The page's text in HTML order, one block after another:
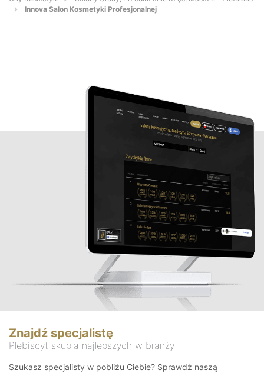
Innova Salon Kosmetyki Profesjonalnej
Znajdź specjalistę
Plebiscyt skupia najlepszych w branży
Szukasz specjalisty w pobliżu Ciebie? Sprawdź naszą